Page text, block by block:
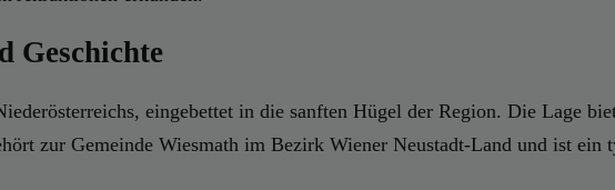
Geschichte
eingebettet in die sanften Hügel der Region. Die Lage
zur Gemeinde Wiesmath im Bezirk Wiener Neustadt-Land und ist